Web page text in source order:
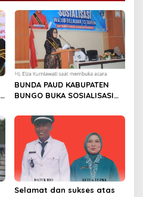
BUNDA PAUD KABUPATEN
BUNGO BUKA SOSIALISASI
Selamat dan sukses atas